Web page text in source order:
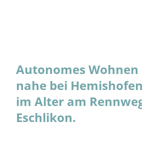
Autonomes
nahe bei
im Alter am
Eschlikon.